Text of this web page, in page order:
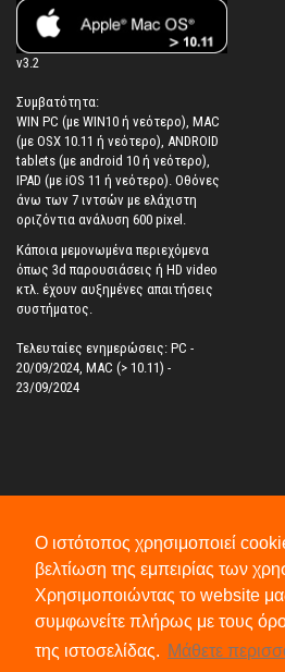
Ο ιστότοπος χρησιμοποιεί
βελτίωση της εμπειρίας των
Χρησιμοποιώντας το website
συμφωνείτε πλήρως με τους
της ιστοσελίδας. Μάθετε
v3.2
Συμβατότητα:
WIN PC (με WIN10 ή νεότερο), MAC
(με OSX 10.11 ή νεότερο), ANDROID
tablets (με android 10 ή νεότερο),
IPAD (με iOS 11 ή νεότερο). Oθόνες
άνω των 7 ιντσών με ελάχιστη
οριζόντια ανάλυση 600 pixel.
Κάποια μεμονωμένα περιεχόμενα
όπως 3d παρουσιάσεις ή HD video
κτλ. έχουν αυξημένες απαιτήσεις
συστήματος.
Τελευταίες ενημερώσεις: PC -
20/09/2024, MAC (> 10.11) -
23/09/2024
©2026All Rights